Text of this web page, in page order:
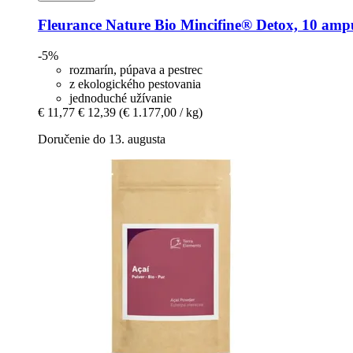
Fleurance Nature Bio Mincifine® Detox, 10
-5%
rozmarín, púpava a pestrec
z ekologického pestovania
jednoduché užívanie
€ 11,77 € 12,39 (€ 1.177,00 / kg)
Doručenie do 13. augusta